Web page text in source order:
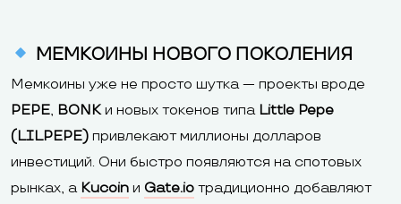
МЕМКОИНЫ НОВОГО ПОКОЛЕНИЯ
Мемкоины уже не просто шутка — проекты вроде
PEPE, BONKи новых токенов типа Little Pepe
(LILPEPE) привлекают миллионы долларов
инвестиций. Они быстро появляются на спотовых
рынках, а Kucoin и Gate.io традиционно добавляют